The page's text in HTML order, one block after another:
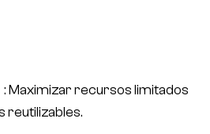
: Maximizar recursos limitados
reutilizables.